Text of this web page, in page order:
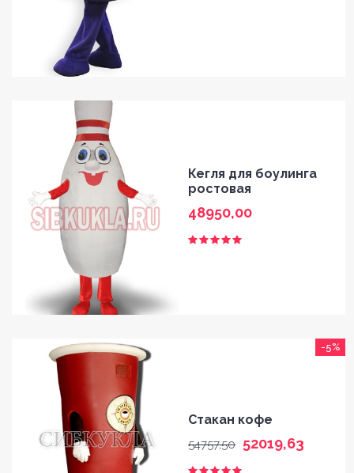
GALLERY
CONTACT
Кегля для боулинга
ростовая
48950,00
-5%
Стакан кофе
54757,50 52019,63